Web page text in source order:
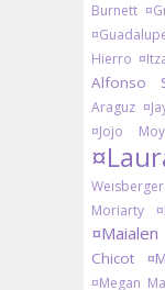
Burnett
Hierro
Alfonso
Araguz
¤Jojo
Weisberger
Moriarty
Chicot
¤Megan